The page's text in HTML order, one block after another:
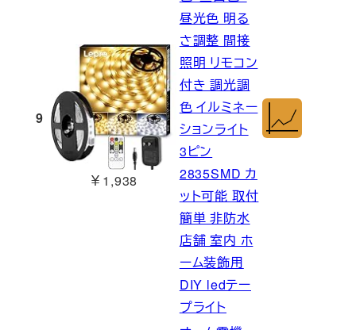
9
￥1,938
昼光色 明る
さ調整 間接
照明 リモコン
付き 調光調
色 イルミネー
ションライト
3ピン
2835SMD カ
ット可能 取付
簡単 非防水
店舗 室内 ホ
ーム装飾用
DIY ledテー
プライト